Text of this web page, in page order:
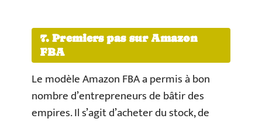
7. Premiers pas sur Amazon
FBA
Le modèle Amazon FBA a permis à bon
nombre d’entrepreneurs de bâtir des
empires. Il s’agit d’acheter du stock, de